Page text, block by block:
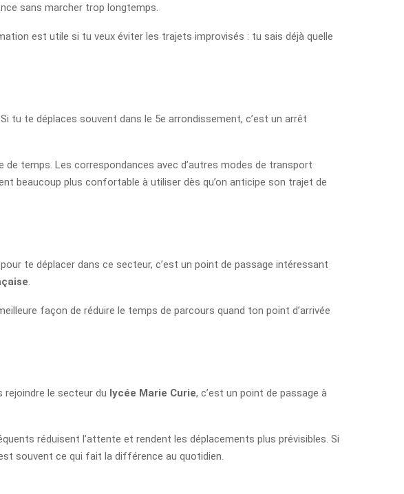
sans marcher trop longtemps.
est utile si tu veux éviter les trajets improvisés : tu sais déjà quelle
tu te déplaces souvent dans le 5e arrondissement, c’est un arrêt
temps. Les correspondances avec d’autres modes de transport
beaucoup plus confortable à utiliser dès qu’on anticipe son trajet de
te déplacer dans ce secteur, c’est un point de passage intéressant
façon de réduire le temps de parcours quand ton point d’arrivée
rejoindre le secteur du lycée Marie Curie, c’est un point de passage à
réduisent l’attente et rendent les déplacements plus prévisibles. Si
souvent ce qui fait la différence au quotidien.